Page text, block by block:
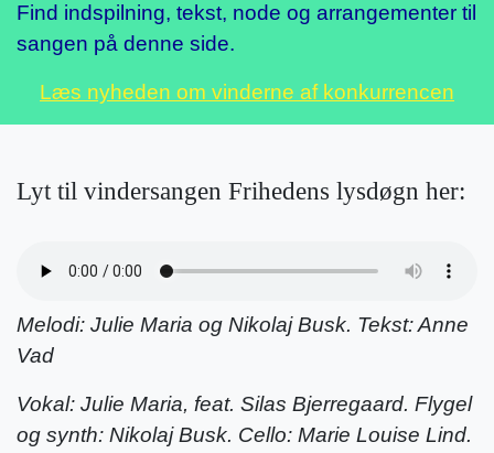
Find indspilning, tekst, node og arrangementer til
sangen på denne side.
Læs nyheden om vinderne af konkurrencen
Lyt til vindersangen Frihedens lysdøgn her:
Melodi: Julie Maria og Nikolaj Busk. Tekst: Anne
Vad
Vokal: Julie Maria, feat. Silas Bjerregaard. Flygel
og synth: Nikolaj Busk. Cello: Marie Louise Lind.